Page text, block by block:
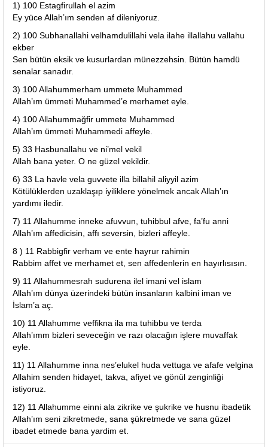
1) 100 Estagfirullah el azim
Ey yüce Allah’ım senden af dileniyoruz.
2) 100 Subhanallahi velhamdulillahi vela ilahe illallahu vallahu
ekber
Sen bütün eksik ve kusurlardan münezzehsin. Bütün hamdü
senalar sanadır.
3) 100 Allahummerham ummete Muhammed
Allah’ım ümmeti Muhammed’e merhamet eyle.
4) 100 Allahummağfir ummete Muhammed
Allah’ım ümmeti Muhammedi affeyle.
5) 33 Hasbunallahu ve ni’mel vekil
Allah bana yeter. O ne güzel vekildir.
6) 33 La havle vela guvvete illa billahil aliyyil azim
Kötülüklerden uzaklaşıp iyiliklere yönelmek ancak Allah’ın
yardımı iledir.
7) 11 Allahumme inneke afuvvun, tuhibbul afve, fa’fu anni
Allah’ım affedicisin, affı seversin, bizleri affeyle.
8 ) 11 Rabbigfir verham ve ente hayrur rahimin
Rabbim affet ve merhamet et, sen affedenlerin en hayırlısısın.
9) 11 Allahummesrah sudurena ilel imani vel islam
Allah’ım dünya üzerindeki bütün insanların kalbini iman ve
İslam’a aç.
10) 11 Allahumme veffikna ila ma tuhibbu ve terda
Allah’ımm bizleri seveceğin ve razı olacağın işlere muvaffak
eyle.
11) 11 Allahumme inna nes’elukel huda vettuga ve afafe velgina
Allahim senden hidayet, takva, afiyet ve gönül zenginliği
istiyoruz.
12) 11 Allahumme einni ala zikrike ve şukrike ve husnu ibadetik
Allah’ım seni zikretmede, sana şükretmede ve sana güzel
ibadet etmede bana yardim et.